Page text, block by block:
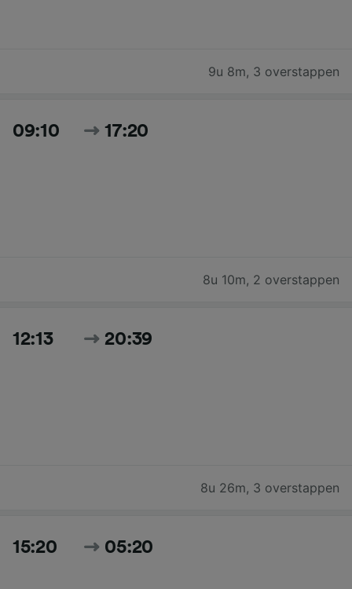
9u 8m, 3 overstappen
09:10 17:20
8u 10m, 2 overstappen
12:13 20:39
8u 26m, 3 overstappen
15:20 05:20